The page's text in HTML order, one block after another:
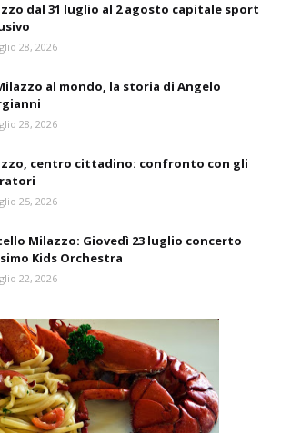
dal 31 luglio al 2 agosto capitale sport
28, 2026
al mondo, la storia di Angelo
28, 2026
centro cittadino: confronto con gli
25, 2026
Milazzo: Giovedì 23 luglio concerto
Kids Orchestra
22, 2026